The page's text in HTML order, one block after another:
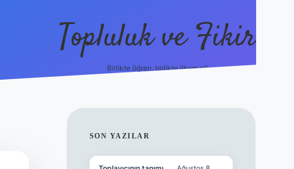
Topluluk ve Fikir
Birlikte öğren, birlikte ilham al!
SIDEBAR
SON YAZILAR
grandoperabet